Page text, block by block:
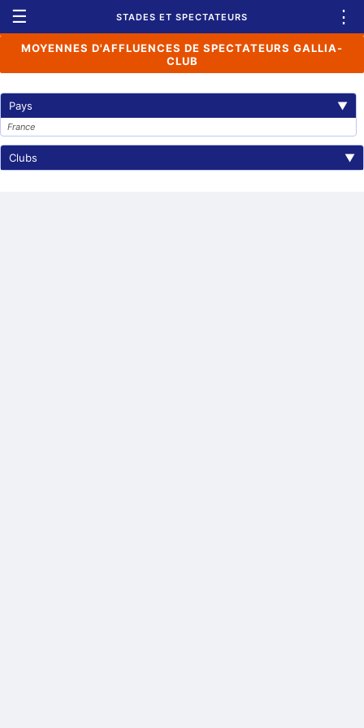
☰ STADES ET SPECTATEURS ⋮
MOYENNES D'AFFLUENCES DE SPECTATEURS GALLIA-
CLUB
Pays ▼
France
Clubs ▼